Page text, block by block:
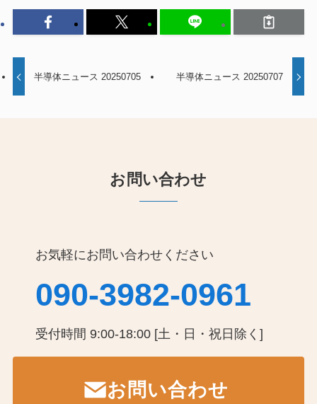
半導体ニュース 20250705 半導体ニュース 20250707
お問い合わせ
お気軽にお問い合わせください
090-3982-0961
受付時間 9:00-18:00 [土・日・祝日除く]
お問い合わせ